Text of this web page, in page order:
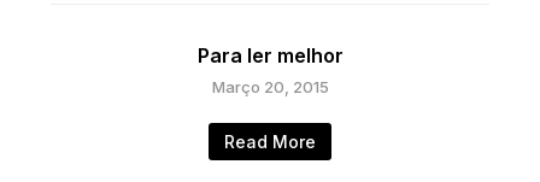
Para ler melhor
Março 20, 2015
Read More